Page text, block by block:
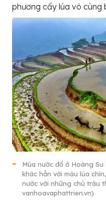
phương cấy lúa vô cùng
Mùa nước đổ ở Hoàng
khác hẳn với màu lúa
nước với những chú trâu
vanhoavaphattrien.vn)